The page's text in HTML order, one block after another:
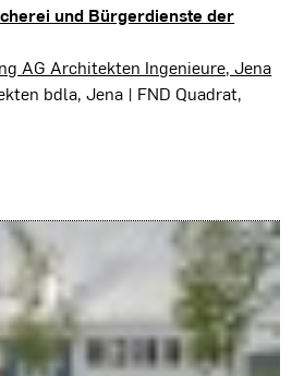
und Bürgerdienste der
AG Architekten Ingenieure, Jena
bdla, Jena | FND Quadrat,